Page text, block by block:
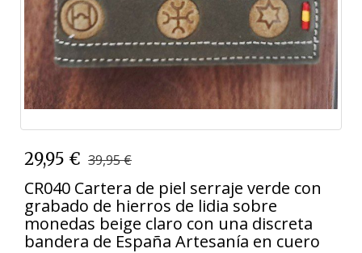
29,95 € 39,95 €
CR040 Cartera de piel serraje verde con
grabado de hierros de lidia sobre
monedas beige claro con una discreta
bandera de España Artesanía en cuero